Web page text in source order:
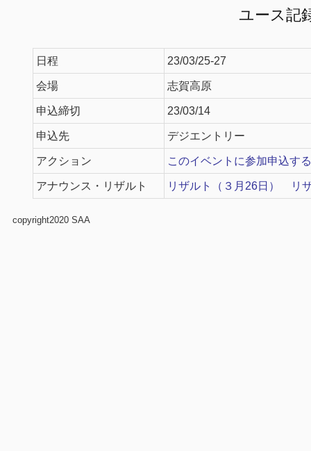
ユース記
日程 23/03/25-27
会場 志賀高原
申込締切 23/03/14
申込先 デジエントリー
アクション このイベントに参加申込す
アナウンス・リザルト リザルト（３月26日） リ
copyright2020 SAA